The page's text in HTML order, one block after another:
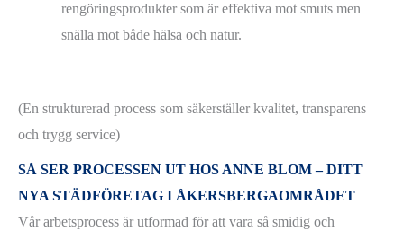
rengöringsprodukter som är effektiva mot smuts men
snälla mot både hälsa och natur.
(En strukturerad process som säkerställer kvalitet, transparens
och trygg service)
SÅ SER PROCESSEN UT HOS ANNE BLOM – DITT
NYA STÄDFÖRETAG I ÅKERSBERGAOMRÅDET
Vår arbetsprocess är utformad för att vara så smidig och